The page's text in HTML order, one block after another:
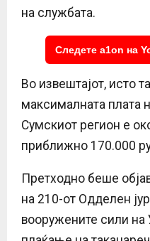
на службата.
Следете a1on на
Во извештајот, исто
максималната плата
Сумскиот регион е
приближно 170.000
Претходно беше
на 210-от Одделен
вооружените сили на